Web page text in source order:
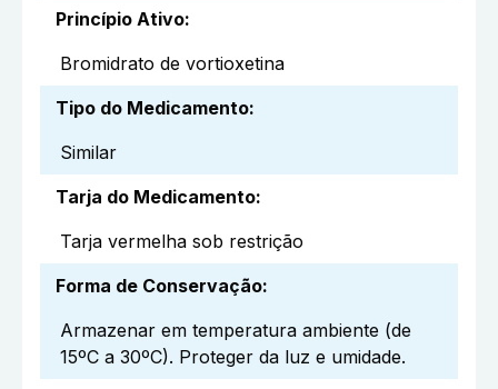
Princípio Ativo:
Bromidrato de vortioxetina
Tipo do Medicamento:
Similar
Tarja do Medicamento:
Tarja vermelha sob restrição
Forma de Conservação:
Armazenar em temperatura ambiente (de
15ºC a 30ºC). Proteger da luz e umidade.